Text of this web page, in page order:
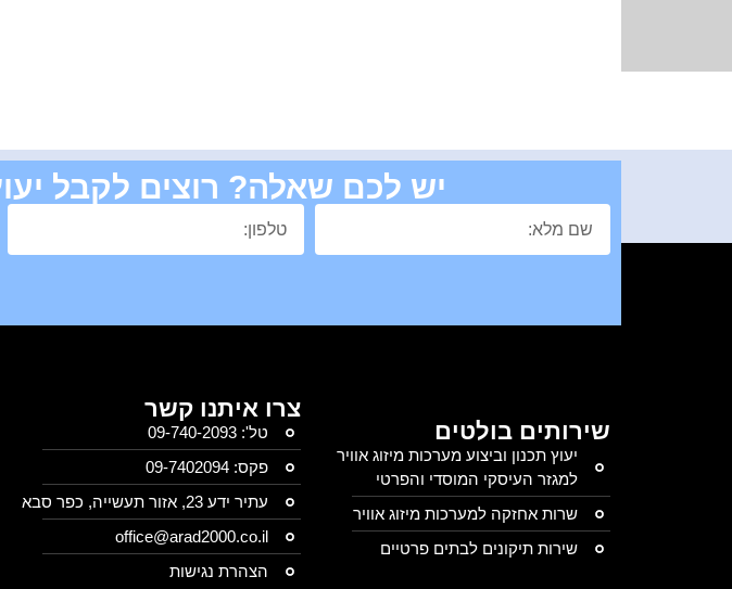
יש לכם שאלה? רוצים לקבל
שירותים בולטים
יעוץ תכנון וביצוע מערכות מיזוג אוויר
למגזר העיסקי המוסדי והפרטי
שרות אחזקה למערכות מיזוג אוויר
שירות תיקונים לבתים פרטיים
צרו איתנו קשר
טל': 09-740-2093
פקס: 09-7402094
עתיר ידע 23, אזור תעשייה, כפר סבא
office@arad2000.co.il
הצהרת נגישות